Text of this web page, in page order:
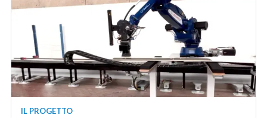
IL PROGETTO